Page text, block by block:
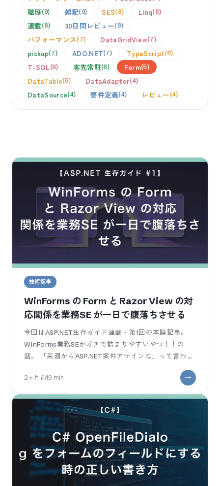
職歴 9 雑記 9 SES 8 Linq 8
連載 8 30日間レビュー 8
パフォーマンス 7 DataGridView 7
pickup 7 ADO.NET 7 TypeScript 6
T-SQL 6 客先常駐 6 Form 5
DataTable 5 DataAdapter 4
DataSource 4 要件定義 4 レビュー 4
技術記事
WinForms の Form と Razor View の対
応関係を業務SE が一日で腹落ちさせる
今回はASP.NET生存ガイド連載・第1回の本論記事。
WinForms業務SEがガチで詰まりやすいやつ！！の
話。 「来週からASP.NET案件アサインね」って言われ
2ヶ月前19 min